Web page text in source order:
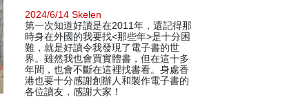
2024/6/14 Skelen
第一次知道好讀是在2011年，還記得那
時身在外國的我要找<那些年>是十分困
難，就是好讀令我發現了電子書的世
界。雖然我也會買實體書，但在這十多
年間，也會不斷在這裡找書看。身處香
港也要十分感謝創辦人和製作電子書的
各位讀友，感謝大家！